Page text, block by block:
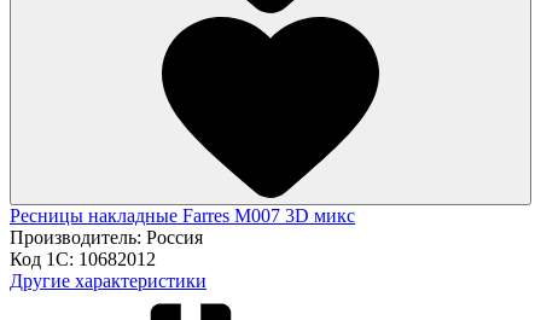
Ресницы накладные Farres M007 3D микс
Производитель: Россия
Код 1С: 10682012
Другие характеристики